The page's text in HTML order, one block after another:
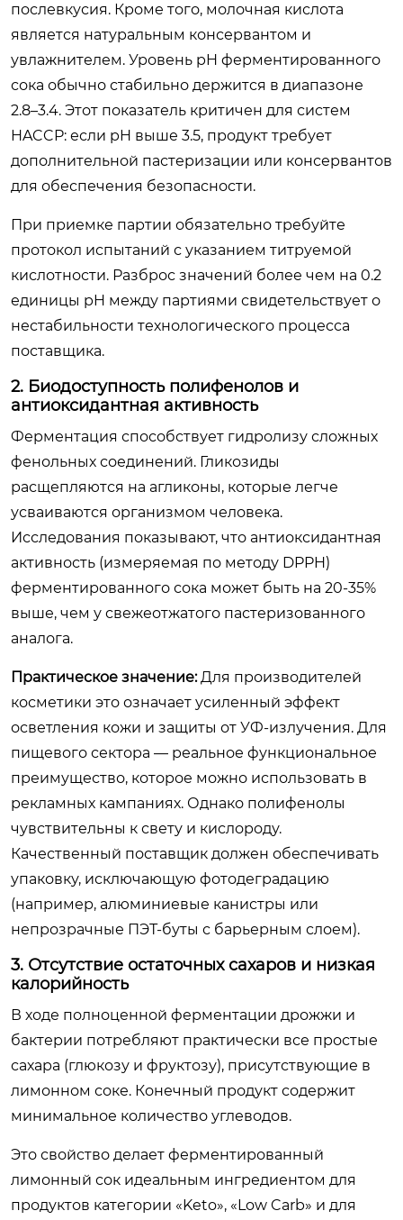
послевкусия. Кроме того, молочная кислота
является натуральным консервантом и
увлажнителем. Уровень pH ферментированного
сока обычно стабильно держится в диапазоне
2.8–3.4. Этот показатель критичен для систем
HACCP: если pH выше 3.5, продукт требует
дополнительной пастеризации или консервантов
для обеспечения безопасности.
При приемке партии обязательно требуйте
протокол испытаний с указанием титруемой
кислотности. Разброс значений более чем на 0.2
единицы pH между партиями свидетельствует о
нестабильности технологического процесса
поставщика.
2. Биодоступность полифенолов и
антиоксидантная активность
Ферментация способствует гидролизу сложных
фенольных соединений. Гликозиды
расщепляются на агликоны, которые легче
усваиваются организмом человека.
Исследования показывают, что антиоксидантная
активность (измеряемая по методу DPPH)
ферментированного сока может быть на 20-35%
выше, чем у свежеотжатого пастеризованного
аналога.
Практическое значение:Для производителей
косметики это означает усиленный эффект
осветления кожи и защиты от УФ-излучения. Для
пищевого сектора — реальное функциональное
преимущество, которое можно использовать в
рекламных кампаниях. Однако полифенолы
чувствительны к свету и кислороду.
Качественный поставщик должен обеспечивать
упаковку, исключающую фотодеградацию
(например, алюминиевые канистры или
непрозрачные ПЭТ-буты с барьерным слоем).
3. Отсутствие остаточных сахаров и низкая
калорийность
В ходе полноценной ферментации дрожжи и
бактерии потребляют практически все простые
сахара (глюкозу и фруктозу), присутствующие в
лимонном соке. Конечный продукт содержит
минимальное количество углеводов.
Это свойство делает ферментированный
лимонный сок идеальным ингредиентом для
продуктов категории «Keto», «Low Carb» и для